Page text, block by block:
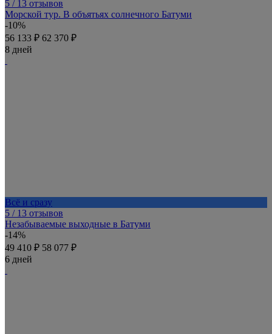
5 / 13 отзывов
Морской тур. В объятьях солнечного Батуми
-10%
56 133 ₽ 62 370 ₽
8 дней
Всё и сразу
5 / 13 отзывов
Незабываемые выходные в Батуми
-14%
49 410 ₽ 58 077 ₽
6 дней